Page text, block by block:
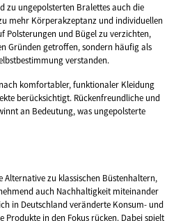
zu ungepolsterten Bralettes auch die
mehr Körperakzeptanz und individuellen
Polsterungen und Bügel zu verzichten,
Gründen getroffen, sondern häufig als
verstanden.
komfortabler, funktionaler Kleidung
berücksichtigt. Rückenfreundliche und
an Bedeutung, was ungepolsterte
Alternative zu klassischen Büstenhaltern,
auch Nachhaltigkeit miteinander
in Deutschland veränderte Konsum- und
Produkte in den Fokus rücken. Dabei spielt